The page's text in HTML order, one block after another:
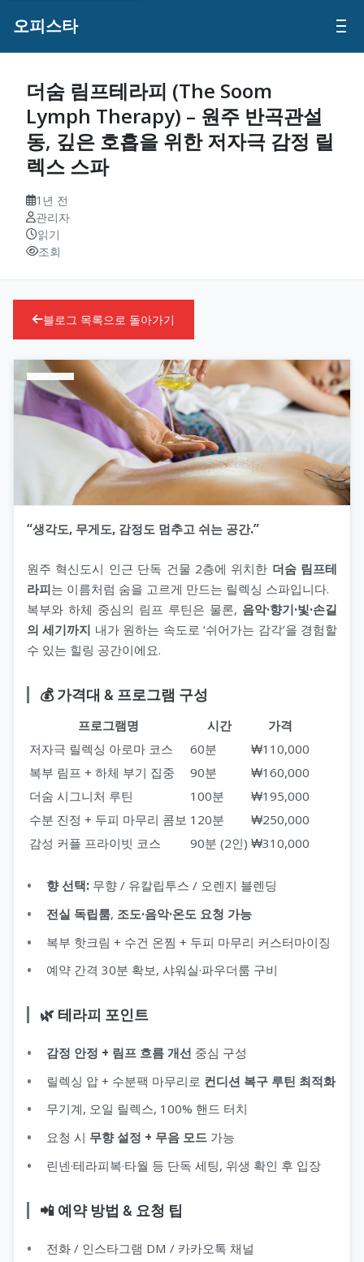
오피스타
더숨 림프테라피 (The Soom
Lymph Therapy) – 원주 반곡관설
동, 깊은 호흡을 위한 저자극 감정 릴
렉스 스파
1년 전
관리자
읽기
조회
블로그 목록으로 돌아가기
“생각도, 무게도, 감정도 멈추고 쉬는 공간.”
원주 혁신도시 인근 단독 건물 2층에 위치한 더숨 림프테
라피는 이름처럼 숨을 고르게 만드는 릴렉싱 스파입니다.
복부와 하체 중심의 림프 루틴은 물론, 음악·향기·빛·손길
의 세기까지 내가 원하는 속도로 ‘쉬어가는 감각’을 경험할
수 있는 힐링 공간이에요.
💰 가격대 & 프로그램 구성
프로그램명 시간
가격
저자극 릴렉싱 아로마 코스
60분
₩110,000
복부 림프 + 하체 부기 집중
90분
₩160,000
더숨 시그니처 루틴
100분
₩195,000
수분 진정 + 두피 마무리 콤보 120분
₩250,000
감성 커플 프라이빗 코스
90분 (2인) ₩310,000
향 선택: 무향 / 유칼립투스 / 오렌지 블렌딩
전실 독립룸, 조도·음악·온도 요청 가능
복부 핫크림 + 수건 온찜 + 두피 마무리 커스터마이징
예약 간격 30분 확보, 샤워실·파우더룸 구비
🌿 테라피 포인트
감정 안정 + 림프 흐름 개선 중심 구성
릴렉싱 압 + 수분팩 마무리로 컨디션 복구 루틴 최적화
무기계, 오일 릴렉스, 100% 핸드 터치
요청 시 무향 설정 + 무음 모드 가능
린넨·테라피복·타월 등 단독 세팅, 위생 확인 후 입장
📲 예약 방법 & 요청 팁
전화 / 인스타그램 DM / 카카오톡 채널